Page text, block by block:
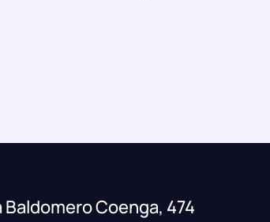
Baldomero Coenga, 474